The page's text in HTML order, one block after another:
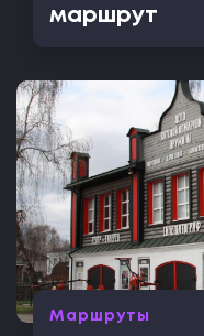
маршрут
Маршруты